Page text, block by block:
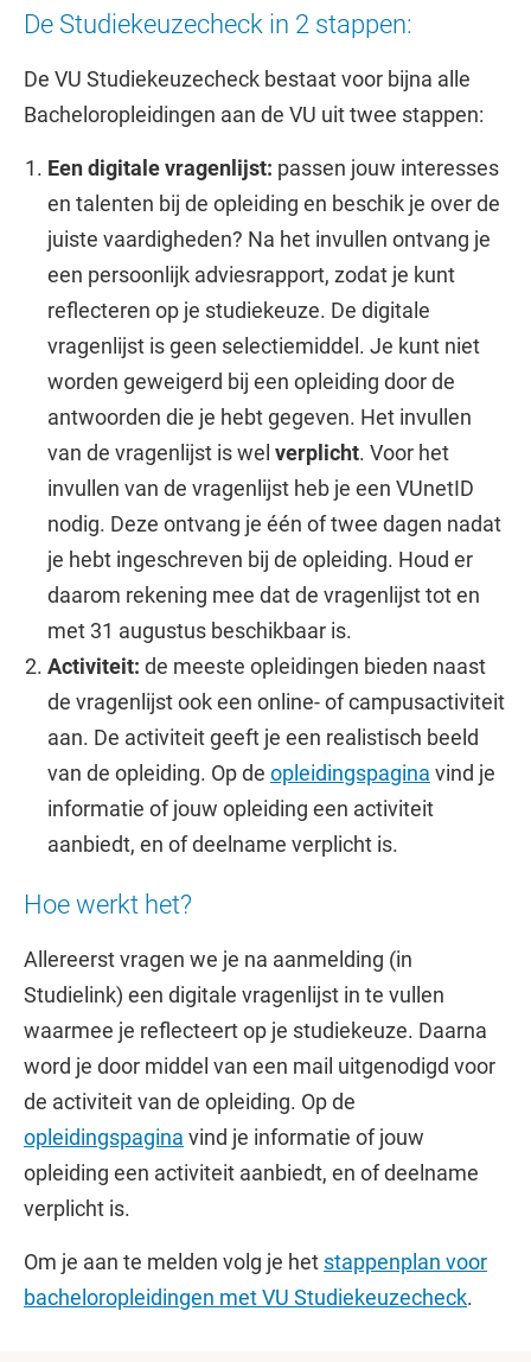
De Studiekeuzecheck in 2 stappen:
De VU Studiekeuzecheck bestaat voor bijna alle
Bacheloropleidingen aan de VU uit twee stappen:
Een digitale vragenlijst: passen jouw interesses
en talenten bij de opleiding en beschik je over de
juiste vaardigheden? Na het invullen ontvang je
een persoonlijk adviesrapport, zodat je kunt
reflecteren op je studiekeuze. De digitale
vragenlijst is geen selectiemiddel. Je kunt niet
worden geweigerd bij een opleiding door de
antwoorden die je hebt gegeven. Het invullen
van de vragenlijst is wel verplicht. Voor het
invullen van de vragenlijst heb je een VUnetID
nodig. Deze ontvang je één of twee dagen nadat
je hebt ingeschreven bij de opleiding. Houd er
daarom rekening mee dat de vragenlijst tot en
met 31 augustus beschikbaar is.
Activiteit: de meeste opleidingen bieden naast
de vragenlijst ook een online- of campusactiviteit
aan. De activiteit geeft je een realistisch beeld
van de opleiding. Op de opleidingspagina vind je
informatie of jouw opleiding een activiteit
aanbiedt, en of deelname verplicht is.
Hoe werkt het?
Allereerst vragen we je na aanmelding (in
Studielink) een digitale vragenlijst in te vullen
waarmee je reflecteert op je studiekeuze. Daarna
word je door middel van een mail uitgenodigd voor
de activiteit van de opleiding. Op de
opleidingspagina vind je informatie of jouw
opleiding een activiteit aanbiedt, en of deelname
verplicht is.
Om je aan te melden volg je het stappenplan voor
bacheloropleidingen met VU Studiekeuzecheck.